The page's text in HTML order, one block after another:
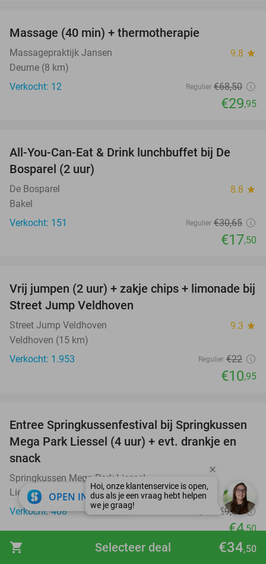
shopping_cart €34,50
Selecteer deal
Massage (40 min) + thermotherapie
Massagepraktijk Jansen 9.8 star
Deurne (8 km)
Verkocht: 12
Regulier €68,50
€29,95
43%
All-You-Can-Eat & Drink lunchbuffet bij De
Bosparel (2 uur)
De Bosparel 8.8 star
Bakel
Verkocht: 151
Regulier €30,65
€17,50
50%
Vrij jumpen (2 uur) + zakje chips + limonade bij
Street Jump Veldhoven
Street Jump Veldhoven 9.3 star
Veldhoven (15 km)
Verkocht: 1.953
Regulier €22
€10,95
53%
Entree Springkussenfestival bij Springkussen
Mega Park Liessel (4 uur) + evt. drankje en
snack
Springkussen Mega Park Liessel
Liessel (12 km)
Verkocht: 408
€9,50
€4,50
favorite_border
OPEN IN APP close